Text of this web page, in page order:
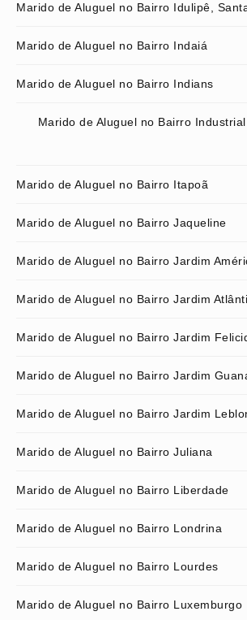
Marido de Aluguel no Bairro Idulipê,
Marido de Aluguel no Bairro Indaiá
Marido de Aluguel no Bairro Indians
Marido de Aluguel no Bairro
Marido de Aluguel no Bairro Itapoã
Marido de Aluguel no Bairro Jaqueline
Marido de Aluguel no Bairro Jardim
Marido de Aluguel no Bairro Jardim
Marido de Aluguel no Bairro Jardim
Marido de Aluguel no Bairro Jardim
Marido de Aluguel no Bairro Jardim
Marido de Aluguel no Bairro Juliana
Marido de Aluguel no Bairro Liberdade
Marido de Aluguel no Bairro Londrina
Marido de Aluguel no Bairro Lourdes
Marido de Aluguel no Bairro Luxemburgo